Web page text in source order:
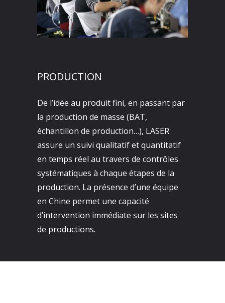
PRODUCTION
De l’idée au produit fini, en passant par
la production de masse (BAT,
échantillon de production…), LASER
assure un suivi qualitatif et quantitatif
en temps réel au travers de contrôles
systématiques à chaque étapes de la
production. La présence d’une équipe
en Chine permet une capacité
d’intervention immédiate sur les sites
de productions.